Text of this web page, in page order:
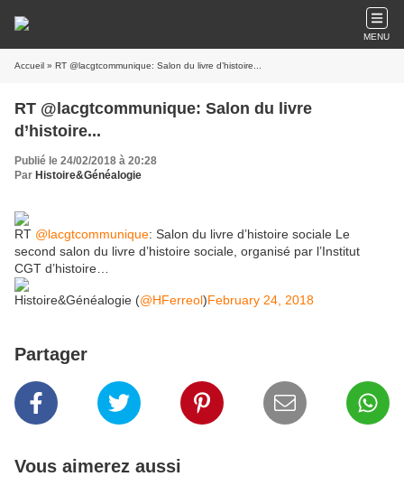
MENU
Accueil » RT @lacgtcommunique: Salon du livre d’histoire...
RT @lacgtcommunique: Salon du livre
d’histoire...
Publié le 24/02/2018 à 20:28
Par Histoire&Généalogie
RT @lacgtcommunique: Salon du livre d’histoire sociale Le
second salon du livre d’histoire sociale, organisé par l’Institut
CGT d’histoire…
Histoire&Généalogie (@HFerreol)February 24, 2018
Partager
Vous aimerez aussi